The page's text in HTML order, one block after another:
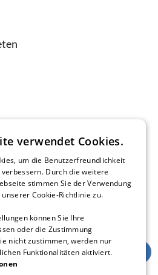
verwendet Cookies.
um die Benutzerfreundlichkeit
Durch die weitere
stimmen Sie der Verwendung
Cookie-Richtlinie zu.
können Sie Ihre
oder die Zustimmung
nicht zustimmen, werden nur
Funktionalitäten aktiviert.